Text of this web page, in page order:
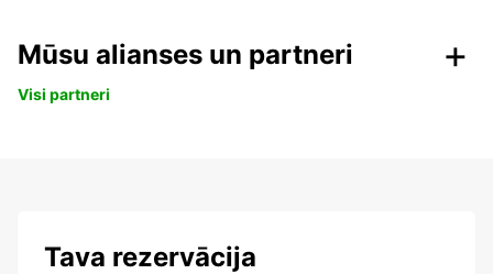
Mūsu alianses un partneri
Visi partneri
Tava rezervācija